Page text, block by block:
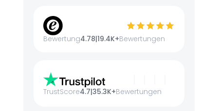
Bewertung4.78|19.4K+Bewertungen
TrustScore4.7|35.3K+Bewertungen